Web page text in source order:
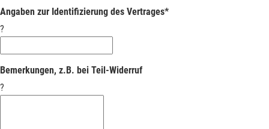
Angaben zur Identifizierung des Vertrages*
?
Bemerkungen, z.B. bei Teil-Widerruf
?